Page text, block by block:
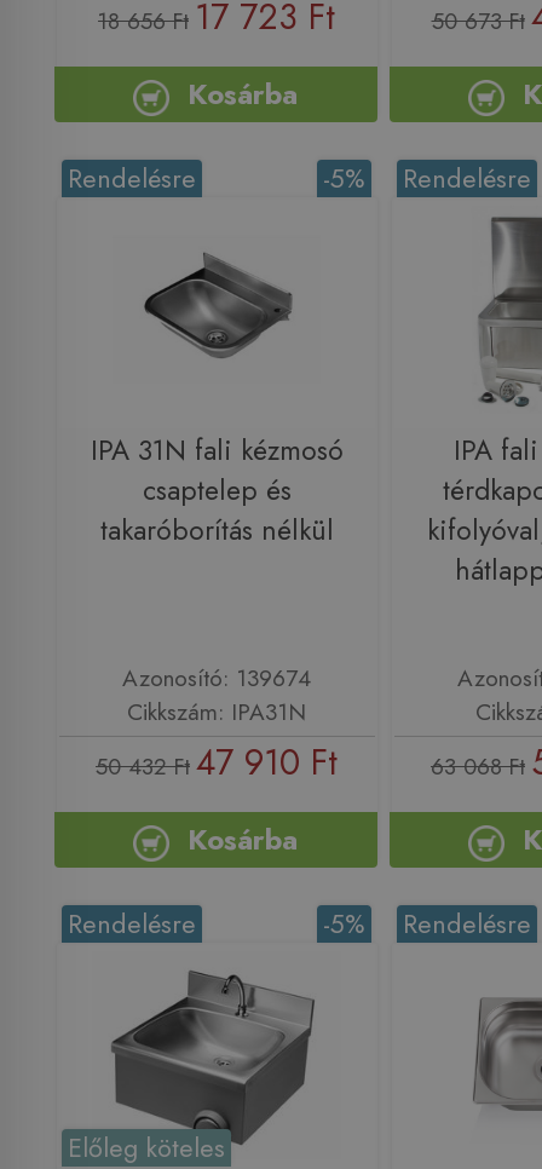
18 656 Ft 17 723 Ft
Kosárba
50 673 Ft
-5%
Rendelésre
IPA 31N fali kézmosó
csaptelep és
takaróborítás nélkül
Azonosító: 139674
Cikkszám: IPA31N
50 432 Ft47 910 Ft
Kosárba
Rendelésre
IPA
63 068 Ft
-5%
Rendelésre
Előleg köteles
Rendelésre